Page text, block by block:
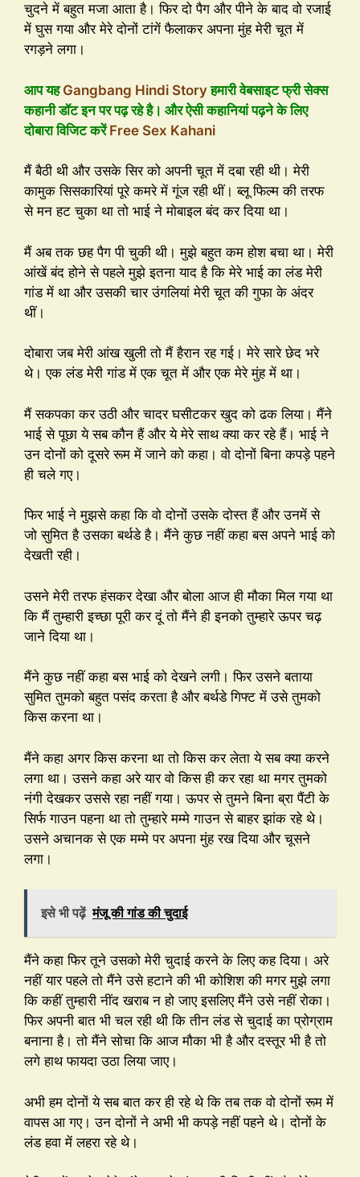
चुदने में बहुत मजा आता है। फिर दो पैग और पीने के बाद वो रजाई
में घुस गया और मेरे दोनों टांगें फैलाकर अपना मुंह मेरी चूत में
रगड़ने लगा।
आप यहGangbang Hindi Storyहमारी वेबसाइट फ्री सेक्स
कहानी डॉट इन पर पढ़ रहे है। और ऐसी कहानियां पढ़ने के लिए
दोबारा विजिट करेंFree Sex Kahani
मैं बैठी थी और उसके सिर को अपनी चूत में दबा रही थी। मेरी
कामुक सिसकारियां पूरे कमरे में गूंज रही थीं। ब्लू फिल्म की तरफ
से मन हट चुका था तो भाई ने मोबाइल बंद कर दिया था।
मैं अब तक छह पैग पी चुकी थी। मुझे बहुत कम होश बचा था। मेरी
आंखें बंद होने से पहले मुझे इतना याद है कि मेरे भाई का लंड मेरी
गांड में था और उसकी चार उंगलियां मेरी चूत की गुफा के अंदर
थीं।
दोबारा जब मेरी आंख खुली तो मैं हैरान रह गई। मेरे सारे छेद भरे
थे। एक लंड मेरी गांड में एक चूत में और एक मेरे मुंह में था।
मैं सकपका कर उठी और चादर घसीटकर खुद को ढक लिया। मैंने
भाई से पूछा ये सब कौन हैं और ये मेरे साथ क्या कर रहे हैं। भाई ने
उन दोनों को दूसरे रूम में जाने को कहा। वो दोनों बिना कपड़े पहने
ही चले गए।
फिर भाई ने मुझसे कहा कि वो दोनों उसके दोस्त हैं और उनमें से
जो सुमित है उसका बर्थडे है। मैंने कुछ नहीं कहा बस अपने भाई को
देखती रही।
उसने मेरी तरफ हंसकर देखा और बोला आज ही मौका मिल गया था
कि मैं तुम्हारी इच्छा पूरी कर दूं तो मैंने ही इनको तुम्हारे ऊपर चढ़
जाने दिया था।
मैंने कुछ नहीं कहा बस भाई को देखने लगी। फिर उसने बताया
सुमित तुमको बहुत पसंद करता है और बर्थडे गिफ्ट में उसे तुमको
किस करना था।
मैंने कहा अगर किस करना था तो किस कर लेता ये सब क्या करने
लगा था। उसने कहा अरे यार वो किस ही कर रहा था मगर तुमको
नंगी देखकर उससे रहा नहीं गया। ऊपर से तुमने बिना ब्रा पैंटी के
सिर्फ गाउन पहना था तो तुम्हारे मम्मे गाउन से बाहर झांक रहे थे।
उसने अचानक से एक मम्मे पर अपना मुंह रख दिया और चूसने
लगा।
इसे भी पढ़ें मंजू की गांड की चुदाई
मैंने कहा फिर तूने उसको मेरी चुदाई करने के लिए कह दिया। अरे
नहीं यार पहले तो मैंने उसे हटाने की भी कोशिश की मगर मुझे लगा
कि कहीं तुम्हारी नींद खराब न हो जाए इसलिए मैंने उसे नहीं रोका।
फिर अपनी बात भी चल रही थी कि तीन लंड से चुदाई का प्रोग्राम
बनाना है। तो मैंने सोचा कि आज मौका भी है और दस्तूर भी है तो
लगे हाथ फायदा उठा लिया जाए।
अभी हम दोनों ये सब बात कर ही रहे थे कि तब तक वो दोनों रूम में
वापस आ गए। उन दोनों ने अभी भी कपड़े नहीं पहने थे। दोनों के
लंड हवा में लहरा रहे थे।